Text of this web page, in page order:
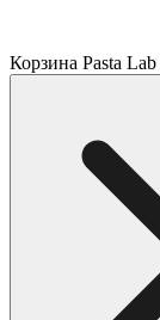
Корзина Pasta Lab